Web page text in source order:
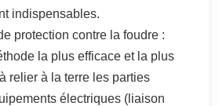
indispensables.
protection contre la foudre :
la plus efficace et la plus
relier à la terre les parties
électriques (liaison